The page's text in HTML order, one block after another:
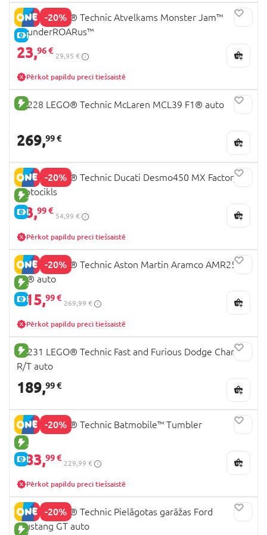
-20%
E-CENA
42200 LEGO® Technic Atvelkams Monster Jam™
ThunderROARus™
23,96 €
29,95 €
Pērkot papildu preci tiešsaistē
JAUNA PRECE
42228 LEGO® Technic McLaren MCL39 F1® auto
269,99 €
-20%
JAUNA PRECE
E-CENA
42238 LEGO® Technic Ducati Desmo450 MX Factory
motocikls
43,99 €
54,99 €
Pērkot papildu preci tiešsaistē
-20%
JAUNA PRECE
E-CENA
42240 LEGO® Technic Aston Martin Aramco AMR25
F1® auto
215,99 €
269,99 €
Pērkot papildu preci tiešsaistē
JAUNA PRECE
42231 LEGO® Technic Fast and Furious Dodge Charger
R/T auto
189,99 €
-20%
JAUNA PRECE
E-CENA
42239 LEGO® Technic Batmobile™ Tumbler
183,99 €
229,99 €
Pērkot papildu preci tiešsaistē
-20%
JAUNA PRECE
42236 LEGO® Technic Pielāgotas garāžas Ford
Mustang GT auto